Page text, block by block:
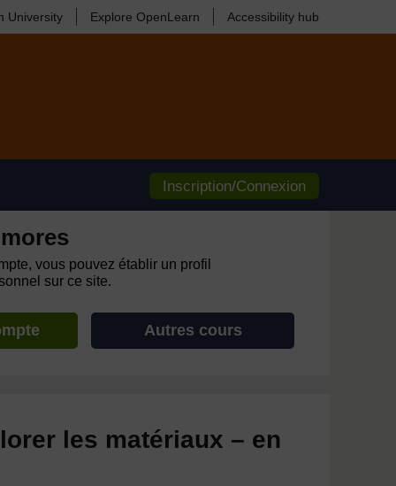
University Explore OpenLearn Accessibility hub
Inscription/Connexion
vous pouvez établir un profil
sur ce site.
Autres cours
les matériaux – en